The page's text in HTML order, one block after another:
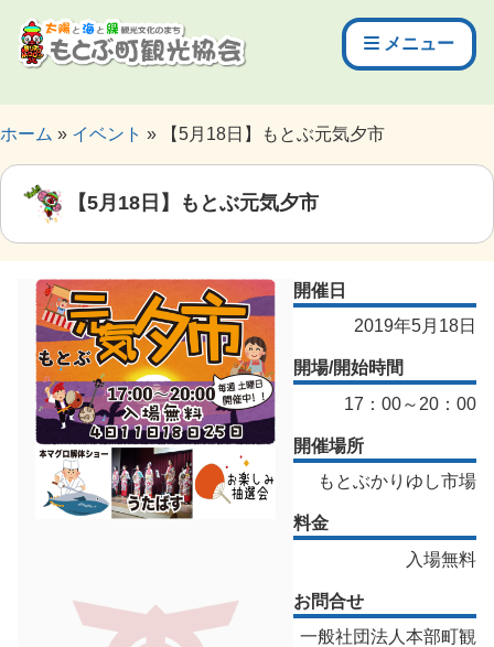
メニュー
ホーム イベント 【5月18日】もとぶ元気夕市
【5月18日】もとぶ元気夕市
開催日
2019年5月18日
開場/開始時間
17：00～20：00
開催場所
もとぶかりゆし市場
料金
入場無料
お問合せ
一般社団法人本部町観